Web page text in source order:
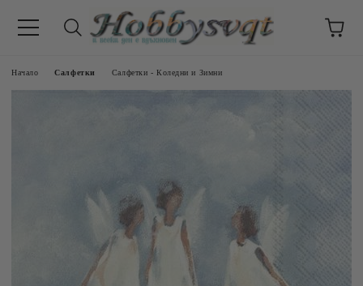
Начало Салфетки Салфетки - Коледни и Зимни